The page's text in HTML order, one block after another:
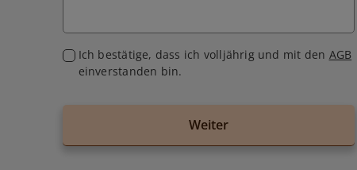
Ich bestätige, dass ich volljährig und mit den AGB
einverstanden bin.
Weiter